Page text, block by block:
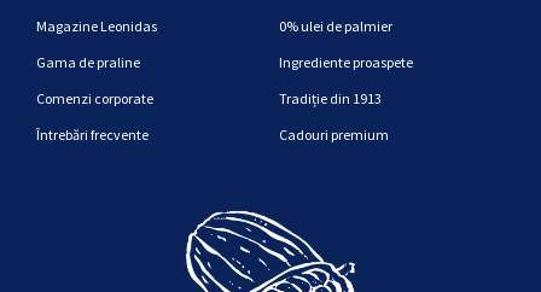
Magazine Leonidas
Gama de praline
Comenzi corporate
Întrebări frecvente
0% ulei de palmier
Ingrediente proaspete
Tradiție din 1913
Cadouri premium